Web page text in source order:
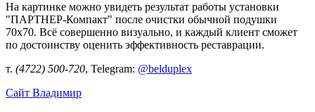
На картинке можно увидеть результат работы установки
"ПАРТНЕР-Компакт" после очистки обычной подушки
70х70. Всё совершенно визуально, и каждый клиент сможет
по достоинству оценить эффективность реставрации.
т. (4722) 500-720, Telegram: @belduplex
Сайт Владимир